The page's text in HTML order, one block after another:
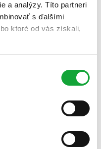
a analýzy. Títo partneri
s ďalšími
ktoré od vás získali,